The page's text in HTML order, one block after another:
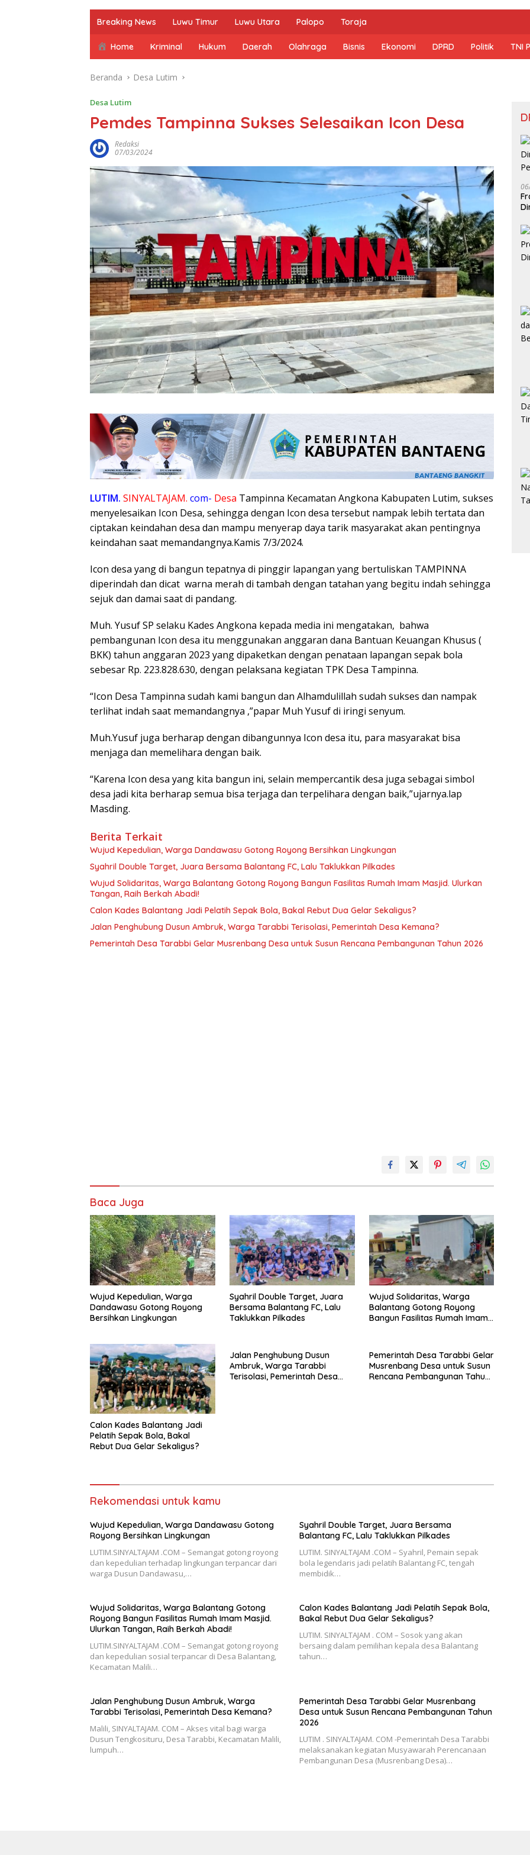
Breaking News Luwu Timur Luwu Utara Palopo Toraja
Home Kriminal Hukum Daerah Olahraga Bisnis Ekonomi DPRD Politik TNI
Beranda Desa Lutim
Desa Lutim
Pemdes Tampinna Sukses Selesaikan Icon Desa
Redaksi
07/03/2024
LUTIM. SINYALTAJAM. com- Desa Tampinna Kecamatan Angkona Kabupaten Lutim, sukses
menyelesaikan Icon Desa, sehingga dengan Icon desa tersebut nampak lebih tertata dan
ciptakan keindahan desa dan mampu menyerap daya tarik masyarakat akan pentingnya
keindahan saat memandangnya.Kamis 7/3/2024.
Icon desa yang di bangun tepatnya di pinggir lapangan yang bertuliskan TAMPINNA
diperindah dan dicat warna merah di tambah dengan tatahan yang begitu indah sehingga
sejuk dan damai saat di pandang.
Muh. Yusuf SP selaku Kades Angkona kepada media ini mengatakan, bahwa
pembangunan Icon desa itu menggunakan anggaran dana Bantuan Keuangan Khusus (
BKK) tahun anggaran 2023 yang dipaketkan dengan penataan lapangan sepak bola
sebesar Rp. 223.828.630, dengan pelaksana kegiatan TPK Desa Tampinna.
“Icon Desa Tampinna sudah kami bangun dan Alhamdulillah sudah sukses dan nampak
terlihat indah saat memandangnya ,”papar Muh Yusuf di iringi senyum.
Muh.Yusuf juga berharap dengan dibangunnya Icon desa itu, para masyarakat bisa
menjaga dan memelihara dengan baik.
“Karena Icon desa yang kita bangun ini, selain mempercantik desa juga sebagai simbol
desa jadi kita berharap semua bisa terjaga dan terpelihara dengan baik,”ujarnya.lap
Masding.
Berita Terkait
Wujud Kepedulian, Warga Dandawasu Gotong Royong Bersihkan Lingkungan
Syahril Double Target, Juara Bersama Balantang FC, Lalu Taklukkan Pilkades
Wujud Solidaritas, Warga Balantang Gotong Royong Bangun Fasilitas Rumah Imam Masjid. Ulurkan
Tangan, Raih Berkah Abadi!
Calon Kades Balantang Jadi Pelatih Sepak Bola, Bakal Rebut Dua Gelar Sekaligus?
Jalan Penghubung Dusun Ambruk, Warga Tarabbi Terisolasi, Pemerintah Desa Kemana?
Pemerintah Desa Tarabbi Gelar Musrenbang Desa untuk Susun Rencana Pembangunan Tahun 2026
Baca Juga
Wujud Kepedulian, Warga
Dandawasu Gotong Royong
Bersihkan Lingkungan
Syahril Double Target, Juara
Bersama Balantang FC, Lalu
Taklukkan Pilkades
Wujud Solidaritas, Warga
Balantang Gotong Royong
Bangun Fasilitas Rumah Imam
Calon Kades Balantang Jadi
Pelatih Sepak Bola, Bakal
Rebut Dua Gelar Sekaligus?
Jalan Penghubung Dusun
Ambruk, Warga Tarabbi
Terisolasi, Pemerintah Desa
Pemerintah Desa Tarabbi Gelar
Musrenbang Desa untuk Susun
Rencana Pembangunan Tahun
Rekomendasi untuk kamu
Wujud Kepedulian, Warga Dandawasu Gotong
Royong Bersihkan Lingkungan
LUTIM.SINYALTAJAM .COM – Semangat gotong royong
dan kepedulian terhadap lingkungan terpancar dari
warga Dusun Dandawasu,…
Syahril Double Target, Juara Bersama
Balantang FC, Lalu Taklukkan Pilkades
LUTIM. SINYALTAJAM .COM – Syahril, Pemain sepak
bola legendaris jadi pelatih Balantang FC, tengah
membidik…
Wujud Solidaritas, Warga Balantang Gotong
Royong Bangun Fasilitas Rumah Imam Masjid.
Ulurkan Tangan, Raih Berkah Abadi!
LUTIM.SINYALTAJAM .COM – Semangat gotong royong
dan kepedulian sosial terpancar di Desa Balantang,
Kecamatan Malili…
Calon Kades Balantang Jadi Pelatih Sepak Bola,
Bakal Rebut Dua Gelar Sekaligus?
LUTIM. SINYALTAJAM . COM – Sosok yang akan
bersaing dalam pemilihan kepala desa Balantang
tahun…
Jalan Penghubung Dusun Ambruk, Warga
Tarabbi Terisolasi, Pemerintah Desa Kemana?
Malili, SINYALTAJAM. COM – Akses vital bagi warga
Dusun Tengkosituru, Desa Tarabbi, Kecamatan Malili,
lumpuh…
Pemerintah Desa Tarabbi Gelar Musrenbang
Desa untuk Susun Rencana Pembangunan Tahun
2026
LUTIM . SINYALTAJAM. COM -Pemerintah Desa Tarabbi
melaksanakan kegiatan Musyawarah Perencanaan
Pembangunan Desa (Musrenbang Desa)…